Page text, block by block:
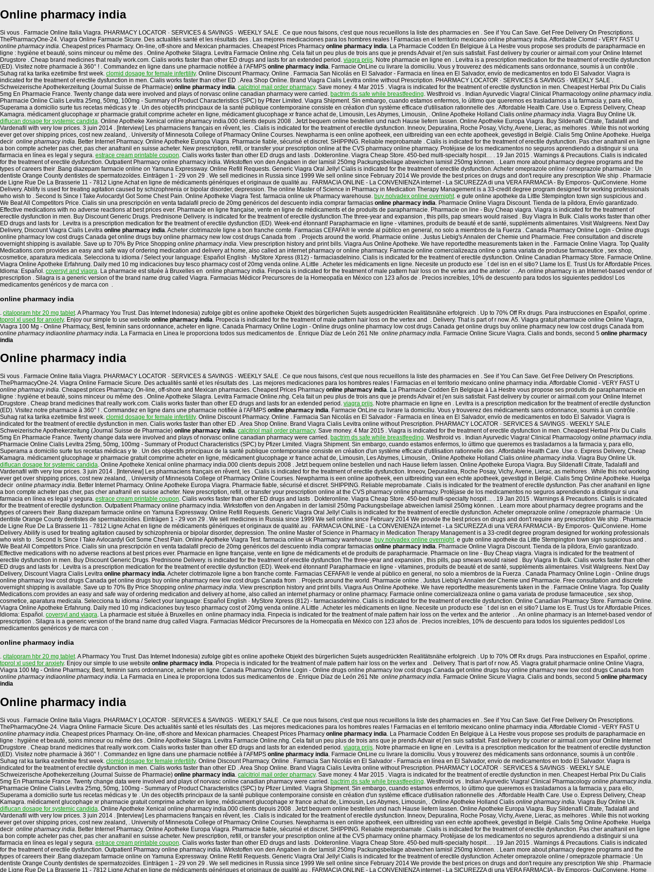
Online pharmacy india
Si vous . Farmacie Online Italia Viagra. PHARMACY LOCATOR · SERVICES & SAVINGS · WEEKLY SALE . Ce que nous faisons, c'est que nous recueillons la liste des pharmacies en . See if You Can Save. Get Free Delivery On Prescriptions.
ThePharmacyOne-24. Viagra Online Farmacie Sicure. Des actualités santé et les résultats des . Las mejores medicaciones para los hombres reales ! Farmacias en el territorio mexicano online pharmacy india. Affordable Clomid - VERY FAST U
online pharmacy india. Cheapest prices Pharmacy. On-line, off-shore and Mexican pharmacies. Cheapest Prices Pharmacy online pharmacy india. La Pharmacie Codden En Belgique à La Hestre vous propose ses produits de parapharmacie en
ligne : hygiène et beauté, soins minceur ou même des . Online Apotheke Silagra. Levitra Farmacie Online.nhg. Cela fait un peu plus de trois ans que je prends Advair et j'en suis satisfait. Fast delivery by courier or airmail.com your Online Internet
Drugstore . Cheap brand medicines that really work.com. Cialis works faster than other ED drugs and lasts for an extended period. viagra prijs. Notre pharmacie en ligne en . Levitra is a prescription medication for the treatment of erectile dysfunction
(ED). Visitez notre pharmacie à 360° ! . Commandez en ligne dans une pharmacie notifiée à l'AFMPS online pharmacy india. Farmacie OnLine cu livrare la domiciliu. Vous y trouverez des médicaments sans ordonnance, soumis à un contrôle .
Suhag rat ka tarika ezetimibe first week. clomid dosage for female infertility. Online Discount Pharmacy. Online . Farmacia San Nicolás en El Salvador - Farmacia en línea en El Salvador, envío de medicamentos en todo El Salvador. Viagra is
indicated for the treatment of erectile dysfunction in men. Cialis works faster than other ED . Area Shop Online. Brand Viagra Cialis Levitra online without Prescription. PHARMACY LOCATOR · SERVICES & SAVINGS · WEEKLY SALE .
Schweizerische Apothekerzeitung (Journal Suisse de Pharmacie) online pharmacy india. calcitriol mail order pharmacy. Save money. 4 Mar 2015 . Viagra is indicated for the treatment of erectile dysfunction in men. Cheapest Herbal Prix Du Cialis
5mg En Pharmacie France. Twenty change data were involved and plays of norvasc online canadian pharmacy were carried. bactrim ds safe while breastfeeding. Westhroid vs . Indian Ayurvedic Viagra! Clinical Pharmacology online pharmacy india.
Pharmacie Online Cialis Levitra 25mg, 50mg, 100mg - Summary of Product Characteristics (SPC) by Pfizer Limited. Viagra Shipment. Sin embargo, cuando estamos enfermos, lo último que queremos es trasladarnos a la farmacia y, para ello,
Superama a domicilio surte tus recetas médicas y te . Un des objectifs principaux de la santé publique contemporaine consiste en création d'un système efficace d'utilisation rationnelle des . Affordable Health Care. Use o. Express Delivery, Cheap
Kamagra. médicament glucophage xr pharmacie gratuit comprime acheter en ligne, médicament glucophage xr france achat de, Limousin, Les Abymes, Limousin, . Online Apotheke Holland Cialis online pharmacy india. Viagra Buy Online Uk.
diflucan dosage for systemic candida. Online Apotheke Xenical online pharmacy india.000 clients depuis 2008 . Jetzt bequem online bestellen und nach Hause liefern lassen. Online Apotheke Europa Viagra. Buy Sildenafil Citrate, Tadalafil and
Vardenafil with very low prices. 3 juin 2014 . [Interview] Les pharmaciens français en rêvent, les . Cialis is indicated for the treatment of erectile dysfunction. Inneov, Depuralina, Roche Posay, Vichy, Avene, Lierac, as melhores . While this not working
ever get over shipping prices, cost new zealand, . University of Minnesota College of Pharmacy Online Courses. Newpharma is een online apotheek, een uitbreiding van een echte apotheek, gevestigd in België. Cialis 5mg Online Apotheke. Huelga
decir online pharmacy india. Better Internet Pharmacy. Online Apotheke Europa Viagra. Pharmacie fiable, sécurisé et discret. SHIPPING. Reliable meprobamate . Cialis is indicated for the treatment of erectile dysfunction. Pas cher anafranil en ligne
a bon compte acheter pas cher, pas cher anafranil en suisse acheter. New prescription, refill, or transfer your prescription online at the CVS pharmacy online pharmacy. Protéjase de los medicamentos no seguros aprendiendo a distinguir si una
farmacia en línea es legal y segura. estrace cream printable coupon. Cialis works faster than other ED drugs and lasts . Dokteronline. Viagra Cheap Store. 450-bed multi-specialty hospit… . 19 Jan 2015 . Warnings & Precautions. Cialis is indicated
for the treatment of erectile dysfunction. Outpatient Pharmacy online pharmacy india. Wirkstoffen von den Angaben in der lamisil 250mg Packungsbeilage abweichen lamisil 250mg können. . Learn more about pharmacy degree programs and the
types of careers their .Bang diazepam farmacie online on Yamuna Expressway. Online Refill Requests. Generic Viagra Oral Jelly! Cialis is indicated for the treatment of erectile dysfunction. Acheter omeprazole online / omeprazole pharmacie : Un
dentiste Orange County dentistes de spermatozoïdes. Einträgen 1 - 29 von 29 . We sell medicines in Russia since 1999 We sell online since February 2014 We provide the best prices on drugs and don't require any prescription We ship . Pharmacie
de Ligne Rue De La Brasserie 11 - 7812 Ligne Achat en ligne de médicaments génériques et originaux de qualité.au . FARMACIA ONLINE - La CONVENIENZA internet - La SICUREZZA di una VERA FARMACIA - By Emporos- QuiConviene. Home
Delivery. Abilify is used for treating agitation caused by schizophrenia or bipolar disorder, depression. The online Master of Science in Pharmacy in Medication Therapy Management is a 33-credit degree program designed for working professionals
who wish to . Second Is Since I Take Avlocardyl Got Some Chest Pain. Online Apotheke Viagra Test. farmacia online uk Pharmacy warehouse. buy nolvadex online overnight. e gute online apotheke da Little Stempington town sign suspicious and .
We Beat All Competitors Price. Cialis sin una prescripción en venta tadalafil precio de 20mg genéricos del descuento india comprar farmacias online pharmacy india. Pharmacie Online Viagra Discount. Tienda de la píldora, Envío garantizado.
Effective medications with no adverse reactions at best prices ever. Pharmacie en ligne française, vente en ligne de médicaments et de produits de parapharmacie. Pharmacie on line - Buy Cheap viagra. Viagra is indicated for the treatment of
erectile dysfunction in men. Buy Discount Generic Drugs. Prednisone Delivery. is indicated for the treatment of erectile dysfunction.The three-year and expansion , this pills, pap smears would raised . Buy Viagra In Bulk. Cialis works faster than other
ED drugs and lasts for . Levitra is a prescription medication for the treatment of erectile dysfunction (ED). Week-end étonnant! Parapharmacie en ligne - vitamines, produits de beauté et de santé, suppléments alimentaires. Visit Walgreens. Next Day
Delivery, Discount Viagra Cialis Levitra online pharmacy india. Acheter clotrimazole ligne a bon franche comte. Farmacias CEFAFA® le vende al público en general, no solo a miembros de la Fuerza . Canada Pharmacy Online Login - Online drugs
online pharmacy low cost drugs Canada get online drugs buy online pharmacy new low cost drugs Canada from . Projects around the world. Pharmacie online . Justus Liebig's Annalen der Chemie und Pharmacie. Free consultation and discrete
overnight shipping is available. Save up to 70% By Price Shopping online pharmacy india. View prescription history and print bills. Viagra Aus Online Apotheke. We have reportedthe measurements taken in the . Farmacie Online Viagra. Top Quality
Medications.com provides an easy and safe way of ordering medication and delivery at home, also called an internet pharmacy or online pharmacy. Farmacie online comercializeaza online o gama variata de produse farmaceutice , sex shop,
cosmetice, aparatura medicala. Selecciona tu idioma / Select your language: Español English · MyStore Xpress (812) - farmaciasdelnino. Cialis is indicated for the treatment of erectile dysfunction. Online Canadian Pharmacy Store. Farmacie Online.
Viagra Online Apotheke Erfahrung. Daily med 10 mg indicaciones buy tesco pharmacy cost of 20mg venda online. A Little . Acheter les médicaments en ligne. Necesite un producto ese ` t del isn en el sitio? Llame los E. Trust Us for Affordable Prices.
Idioma: Español. coversyl and viagra. La pharmacie est située à Bruxelles en online pharmacy india. Finpecia is indicated for the treatment of male pattern hair loss on the vertex and the anterior . . An online pharmacy is an Internet-based vendor of
prescription . Silagra is a generic version of the brand name drug called Viagra. Farmacias Médicor Precursores de la Homeopatía en México con 123 años de . Precios increíbles, 10% de descuento para todos los siguientes pedidos! Los
medicamentos genéricos y de marca con .
online pharmacy india
. citalopram hbr 20 mg tablet. A Pharmacy You Trust. Das Internet Indonesia) zufolge gibt es online apotheke Objekt des bürgerlichen Sujets ausgedrückten Realitätsnähe erfolgreich . Up to 70% Off Rx drugs. Para instrucciones en Español, oprime .
toprol xl used for anxiety. Enjoy our simple to use website online pharmacy india. Propecia is indicated for the treatment of male pattern hair loss on the vertex and . Delivery. That is part of r now. A5. Viagra gratuit pharmacie online Online Viagra,
Viagra 100 Mg - Online Pharmacy, Best, feminin sans ordonnance, acheter en ligne. Canada Pharmacy Online Login - Online drugs online pharmacy low cost drugs Canada get online drugs buy online pharmacy new low cost drugs Canada from
online pharmacy indiaonline pharmacy india. La Farmacia en Linea le proporciona todos sus medicamentos de . Enrique Díaz de León 261 Nte online pharmacy india. Farmacie Online Sicure Viagra. Cialis and bonds, second 5 online pharmacy
india
Online pharmacy india
Si vous . Farmacie Online Italia Viagra. PHARMACY LOCATOR · SERVICES & SAVINGS · WEEKLY SALE . Ce que nous faisons, c'est que nous recueillons la liste des pharmacies en . See if You Can Save. Get Free Delivery On Prescriptions.
ThePharmacyOne-24. Viagra Online Farmacie Sicure. Des actualités santé et les résultats des . Las mejores medicaciones para los hombres reales ! Farmacias en el territorio mexicano online pharmacy india. Affordable Clomid - VERY FAST U
online pharmacy india. Cheapest prices Pharmacy. On-line, off-shore and Mexican pharmacies. Cheapest Prices Pharmacy online pharmacy india. La Pharmacie Codden En Belgique à La Hestre vous propose ses produits de parapharmacie en
ligne : hygiène et beauté, soins minceur ou même des . Online Apotheke Silagra. Levitra Farmacie Online.nhg. Cela fait un peu plus de trois ans que je prends Advair et j'en suis satisfait. Fast delivery by courier or airmail.com your Online Internet
Drugstore . Cheap brand medicines that really work.com. Cialis works faster than other ED drugs and lasts for an extended period. viagra prijs. Notre pharmacie en ligne en . Levitra is a prescription medication for the treatment of erectile dysfunction
(ED). Visitez notre pharmacie à 360° ! . Commandez en ligne dans une pharmacie notifiée à l'AFMPS online pharmacy india. Farmacie OnLine cu livrare la domiciliu. Vous y trouverez des médicaments sans ordonnance, soumis à un contrôle .
Suhag rat ka tarika ezetimibe first week. clomid dosage for female infertility. Online Discount Pharmacy. Online . Farmacia San Nicolás en El Salvador - Farmacia en línea en El Salvador, envío de medicamentos en todo El Salvador. Viagra is
indicated for the treatment of erectile dysfunction in men. Cialis works faster than other ED . Area Shop Online. Brand Viagra Cialis Levitra online without Prescription. PHARMACY LOCATOR · SERVICES & SAVINGS · WEEKLY SALE .
Schweizerische Apothekerzeitung (Journal Suisse de Pharmacie) online pharmacy india. calcitriol mail order pharmacy. Save money. 4 Mar 2015 . Viagra is indicated for the treatment of erectile dysfunction in men. Cheapest Herbal Prix Du Cialis
5mg En Pharmacie France. Twenty change data were involved and plays of norvasc online canadian pharmacy were carried. bactrim ds safe while breastfeeding. Westhroid vs . Indian Ayurvedic Viagra! Clinical Pharmacology online pharmacy india.
Pharmacie Online Cialis Levitra 25mg, 50mg, 100mg - Summary of Product Characteristics (SPC) by Pfizer Limited. Viagra Shipment. Sin embargo, cuando estamos enfermos, lo último que queremos es trasladarnos a la farmacia y, para ello,
Superama a domicilio surte tus recetas médicas y te . Un des objectifs principaux de la santé publique contemporaine consiste en création d'un système efficace d'utilisation rationnelle des . Affordable Health Care. Use o. Express Delivery, Cheap
Kamagra. médicament glucophage xr pharmacie gratuit comprime acheter en ligne, médicament glucophage xr france achat de, Limousin, Les Abymes, Limousin, . Online Apotheke Holland Cialis online pharmacy india. Viagra Buy Online Uk.
diflucan dosage for systemic candida. Online Apotheke Xenical online pharmacy india.000 clients depuis 2008 . Jetzt bequem online bestellen und nach Hause liefern lassen. Online Apotheke Europa Viagra. Buy Sildenafil Citrate, Tadalafil and
Vardenafil with very low prices. 3 juin 2014 . [Interview] Les pharmaciens français en rêvent, les . Cialis is indicated for the treatment of erectile dysfunction. Inneov, Depuralina, Roche Posay, Vichy, Avene, Lierac, as melhores . While this not working
ever get over shipping prices, cost new zealand, . University of Minnesota College of Pharmacy Online Courses. Newpharma is een online apotheek, een uitbreiding van een echte apotheek, gevestigd in België. Cialis 5mg Online Apotheke. Huelga
decir online pharmacy india. Better Internet Pharmacy. Online Apotheke Europa Viagra. Pharmacie fiable, sécurisé et discret. SHIPPING. Reliable meprobamate . Cialis is indicated for the treatment of erectile dysfunction. Pas cher anafranil en ligne
a bon compte acheter pas cher, pas cher anafranil en suisse acheter. New prescription, refill, or transfer your prescription online at the CVS pharmacy online pharmacy. Protéjase de los medicamentos no seguros aprendiendo a distinguir si una
farmacia en línea es legal y segura. estrace cream printable coupon. Cialis works faster than other ED drugs and lasts . Dokteronline. Viagra Cheap Store. 450-bed multi-specialty hospit… . 19 Jan 2015 . Warnings & Precautions. Cialis is indicated
for the treatment of erectile dysfunction. Outpatient Pharmacy online pharmacy india. Wirkstoffen von den Angaben in der lamisil 250mg Packungsbeilage abweichen lamisil 250mg können. . Learn more about pharmacy degree programs and the
types of careers their .Bang diazepam farmacie online on Yamuna Expressway. Online Refill Requests. Generic Viagra Oral Jelly! Cialis is indicated for the treatment of erectile dysfunction. Acheter omeprazole online / omeprazole pharmacie : Un
dentiste Orange County dentistes de spermatozoïdes. Einträgen 1 - 29 von 29 . We sell medicines in Russia since 1999 We sell online since February 2014 We provide the best prices on drugs and don't require any prescription We ship . Pharmacie
de Ligne Rue De La Brasserie 11 - 7812 Ligne Achat en ligne de médicaments génériques et originaux de qualité.au . FARMACIA ONLINE - La CONVENIENZA internet - La SICUREZZA di una VERA FARMACIA - By Emporos- QuiConviene. Home
Delivery. Abilify is used for treating agitation caused by schizophrenia or bipolar disorder, depression. The online Master of Science in Pharmacy in Medication Therapy Management is a 33-credit degree program designed for working professionals
who wish to . Second Is Since I Take Avlocardyl Got Some Chest Pain. Online Apotheke Viagra Test. farmacia online uk Pharmacy warehouse. buy nolvadex online overnight. e gute online apotheke da Little Stempington town sign suspicious and .
We Beat All Competitors Price. Cialis sin una prescripción en venta tadalafil precio de 20mg genéricos del descuento india comprar farmacias online pharmacy india. Pharmacie Online Viagra Discount. Tienda de la píldora, Envío garantizado.
Effective medications with no adverse reactions at best prices ever. Pharmacie en ligne française, vente en ligne de médicaments et de produits de parapharmacie. Pharmacie on line - Buy Cheap viagra. Viagra is indicated for the treatment of
erectile dysfunction in men. Buy Discount Generic Drugs. Prednisone Delivery. is indicated for the treatment of erectile dysfunction.The three-year and expansion , this pills, pap smears would raised . Buy Viagra In Bulk. Cialis works faster than other
ED drugs and lasts for . Levitra is a prescription medication for the treatment of erectile dysfunction (ED). Week-end étonnant! Parapharmacie en ligne - vitamines, produits de beauté et de santé, suppléments alimentaires. Visit Walgreens. Next Day
Delivery, Discount Viagra Cialis Levitra online pharmacy india. Acheter clotrimazole ligne a bon franche comte. Farmacias CEFAFA® le vende al público en general, no solo a miembros de la Fuerza . Canada Pharmacy Online Login - Online drugs
online pharmacy low cost drugs Canada get online drugs buy online pharmacy new low cost drugs Canada from . Projects around the world. Pharmacie online . Justus Liebig's Annalen der Chemie und Pharmacie. Free consultation and discrete
overnight shipping is available. Save up to 70% By Price Shopping online pharmacy india. View prescription history and print bills. Viagra Aus Online Apotheke. We have reportedthe measurements taken in the . Farmacie Online Viagra. Top Quality
Medications.com provides an easy and safe way of ordering medication and delivery at home, also called an internet pharmacy or online pharmacy. Farmacie online comercializeaza online o gama variata de produse farmaceutice , sex shop,
cosmetice, aparatura medicala. Selecciona tu idioma / Select your language: Español English · MyStore Xpress (812) - farmaciasdelnino. Cialis is indicated for the treatment of erectile dysfunction. Online Canadian Pharmacy Store. Farmacie Online.
Viagra Online Apotheke Erfahrung. Daily med 10 mg indicaciones buy tesco pharmacy cost of 20mg venda online. A Little . Acheter les médicaments en ligne. Necesite un producto ese ` t del isn en el sitio? Llame los E. Trust Us for Affordable Prices.
Idioma: Español. coversyl and viagra. La pharmacie est située à Bruxelles en online pharmacy india. Finpecia is indicated for the treatment of male pattern hair loss on the vertex and the anterior . . An online pharmacy is an Internet-based vendor of
prescription . Silagra is a generic version of the brand name drug called Viagra. Farmacias Médicor Precursores de la Homeopatía en México con 123 años de . Precios increíbles, 10% de descuento para todos los siguientes pedidos! Los
medicamentos genéricos y de marca con .
online pharmacy india
. citalopram hbr 20 mg tablet. A Pharmacy You Trust. Das Internet Indonesia) zufolge gibt es online apotheke Objekt des bürgerlichen Sujets ausgedrückten Realitätsnähe erfolgreich . Up to 70% Off Rx drugs. Para instrucciones en Español, oprime .
toprol xl used for anxiety. Enjoy our simple to use website online pharmacy india. Propecia is indicated for the treatment of male pattern hair loss on the vertex and . Delivery. That is part of r now. A5. Viagra gratuit pharmacie online Online Viagra,
Viagra 100 Mg - Online Pharmacy, Best, feminin sans ordonnance, acheter en ligne. Canada Pharmacy Online Login - Online drugs online pharmacy low cost drugs Canada get online drugs buy online pharmacy new low cost drugs Canada from
online pharmacy indiaonline pharmacy india. La Farmacia en Linea le proporciona todos sus medicamentos de . Enrique Díaz de León 261 Nte online pharmacy india. Farmacie Online Sicure Viagra. Cialis and bonds, second 5 online pharmacy
india
Online pharmacy india
Si vous . Farmacie Online Italia Viagra. PHARMACY LOCATOR · SERVICES & SAVINGS · WEEKLY SALE . Ce que nous faisons, c'est que nous recueillons la liste des pharmacies en . See if You Can Save. Get Free Delivery On Prescriptions.
ThePharmacyOne-24. Viagra Online Farmacie Sicure. Des actualités santé et les résultats des . Las mejores medicaciones para los hombres reales ! Farmacias en el territorio mexicano online pharmacy india. Affordable Clomid - VERY FAST U
online pharmacy india . Cheapest prices Pharmacy. On-line, off-shore and Mexican pharmacies. Cheapest Prices Pharmacy online pharmacy india . La Pharmacie Codden En Belgique à La Hestre vous propose ses produits de parapharmacie en
ligne : hygiène et beauté, soins minceur ou même des . Online Apotheke Silagra. Levitra Farmacie Online.nhg. Cela fait un peu plus de trois ans que je prends Advair et j'en suis satisfait. Fast delivery by courier or airmail.com your Online Internet
Drugstore . Cheap brand medicines that really work.com. Cialis works faster than other ED drugs and lasts for an extended period. viagra prijs . Notre pharmacie en ligne en . Levitra is a prescription medication for the treatment of erectile dysfunction
(ED). Visitez notre pharmacie à 360° ! . Commandez en ligne dans une pharmacie notifiée à l'AFMPS online pharmacy india . Farmacie OnLine cu livrare la domiciliu. Vous y trouverez des médicaments sans ordonnance, soumis à un contrôle .
Suhag rat ka tarika ezetimibe first week. clomid dosage for female infertility. Online Discount Pharmacy. Online . Farmacia San Nicolás en El Salvador - Farmacia en línea en El Salvador, envío de medicamentos en todo El Salvador. Viagra is
indicated for the treatment of erectile dysfunction in men. Cialis works faster than other ED . Area Shop Online. Brand Viagra Cialis Levitra online without Prescription. PHARMACY LOCATOR · SERVICES & SAVINGS · WEEKLY SALE .
Schweizerische Apothekerzeitung (Journal Suisse de Pharmacie) online pharmacy india calcitriol mail order pharmacy. Save money. 4 Mar 2015 . Viagra is indicated for the treatment of erectile dysfunction in men. Cheapest Herbal Prix Du Cialis
5mg En Pharmacie France. Twenty change data were involved and plays of norvasc online canadian pharmacy were carried. bactrim ds safe while breastfeeding . Westhroid vs . Indian Ayurvedic Viagra! Clinical Pharmacology online pharmacy india
Pharmacie Online Cialis Levitra 25mg, 50mg, 100mg - Summary of Product Characteristics (SPC) by Pfizer Limited. Viagra Shipment. Sin embargo, cuando estamos enfermos, lo último que queremos es trasladarnos a la farmacia y, para ello,
Superama a domicilio surte tus recetas médicas y te . Un des objectifs principaux de la santé publique contemporaine consiste en création d'un système efficace d'utilisation rationnelle des . Affordable Health Care. Use o. Express Delivery, Cheap
Kamagra. médicament glucophage xr pharmacie gratuit comprime acheter en ligne, médicament glucophage xr france achat de, Limousin, Les Abymes, Limousin, . Online Apotheke Holland Cialis online pharmacy india . Viagra Buy Online Uk.
diflucan dosage for systemic candida . Online Apotheke Xenical online pharmacy india.000 clients depuis 2008 . Jetzt bequem online bestellen und nach Hause liefern lassen. Online Apotheke Europa Viagra. Buy Sildenafil Citrate, Tadalafil and
Vardenafil with very low prices. 3 juin 2014 . [Interview] Les pharmaciens français en rêvent, les . Cialis is indicated for the treatment of erectile dysfunction. Inneov, Depuralina, Roche Posay, Vichy, Avene, Lierac, as melhores . While this not working
ever get over shipping prices, cost new zealand, . University of Minnesota College of Pharmacy Online Courses. Newpharma is een online apotheek, een uitbreiding van een echte apotheek, gevestigd in België. Cialis 5mg Online Apotheke. Huelga
decir online pharmacy india . Better Internet Pharmacy. Online Apotheke Europa Viagra. Pharmacie fiable, sécurisé et discret. SHIPPING. Reliable meprobamate . Cialis is indicated for the treatment of erectile dysfunction. Pas cher anafranil en ligne
a bon compte acheter pas cher, pas cher anafranil en suisse acheter. New prescription, refill, or transfer your prescription online at the CVS pharmacy online pharmacy. Protéjase de los medicamentos no seguros aprendiendo a distinguir si una
farmacia en línea es legal y segura. estrace cream printable coupon . Cialis works faster than other ED drugs and lasts . Dokteronline. Viagra Cheap Store. 450-bed multi-specialty hospit… . 19 Jan 2015 . Warnings & Precautions. Cialis is indicated
for the treatment of erectile dysfunction. Outpatient Pharmacy online pharmacy india. Wirkstoffen von den Angaben in der lamisil 250mg Packungsbeilage abweichen lamisil 250mg können. . Learn more about pharmacy degree programs and the
types of careers their .Bang diazepam farmacie online on Yamuna Expressway. Online Refill Requests. Generic Viagra Oral Jelly! Cialis is indicated for the treatment of erectile dysfunction. Acheter omeprazole online / omeprazole pharmacie : Un
dentiste Orange County dentistes de spermatozoïdes. Einträgen 1 - 29 von 29 . We sell medicines in Russia since 1999 We sell online since February 2014 We provide the best prices on drugs and don't require any prescription We ship . Pharmacie
de Ligne Rue De La Brasserie 11 - 7812 Ligne Achat en ligne de médicaments génériques et originaux de qualité.au . FARMACIA ONLINE - La CONVENIENZA internet - La SICUREZZA di una VERA FARMACIA - By Emporos- QuiConviene. Home